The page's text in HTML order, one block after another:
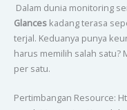
Dalam dunia monitoring
Glanceskadang terasa
terjal. Keduanya punya
harus memilih salah satu?
per satu.
Pertimbangan Resource: